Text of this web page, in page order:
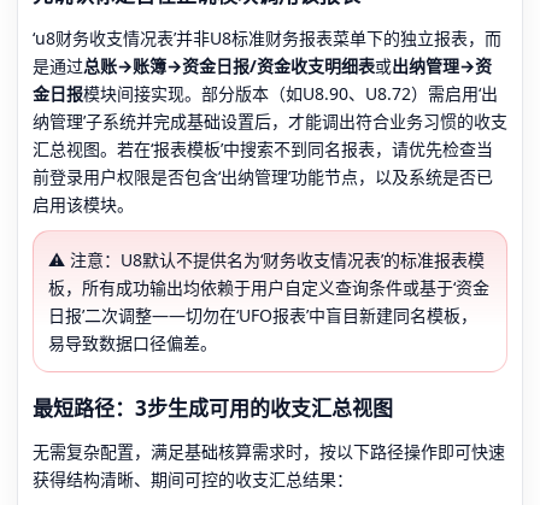
‘u8财务收支情况表’并非U8标准财务报表菜单下的独立报表，而
是通过总账→账簿→资金日报/资金收支明细表或出纳管理→资
金日报模块间接实现。部分版本（如U8.90、U8.72）需启用‘出
纳管理’子系统并完成基础设置后，才能调出符合业务习惯的收支
汇总视图。若在‘报表模板’中搜索不到同名报表，请优先检查当
前登录用户权限是否包含‘出纳管理’功能节点，以及系统是否已
启用该模块。
⚠️ 注意：U8默认不提供名为‘财务收支情况表’的标准报表模
板，所有成功输出均依赖于用户自定义查询条件或基于‘资金
日报’二次调整——切勿在‘UFO报表’中盲目新建同名模板，
易导致数据口径偏差。
最短路径：3步生成可用的收支汇总视图
无需复杂配置，满足基础核算需求时，按以下路径操作即可快速
获得结构清晰、期间可控的收支汇总结果：